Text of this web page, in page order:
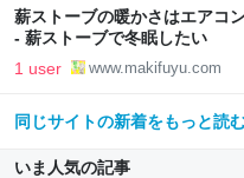
薪ストーブの暖かさはエアコ
- 薪ストーブで冬眠したい
1 user www.makifuyu.com
同じサイトの新着をもっと読
いま人気の記事